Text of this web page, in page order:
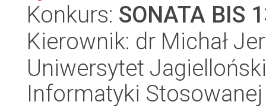
Konkurs: SONATA BIS
Kierownik: dr Michał
Uniwersytet
Informatyki Stosowanej